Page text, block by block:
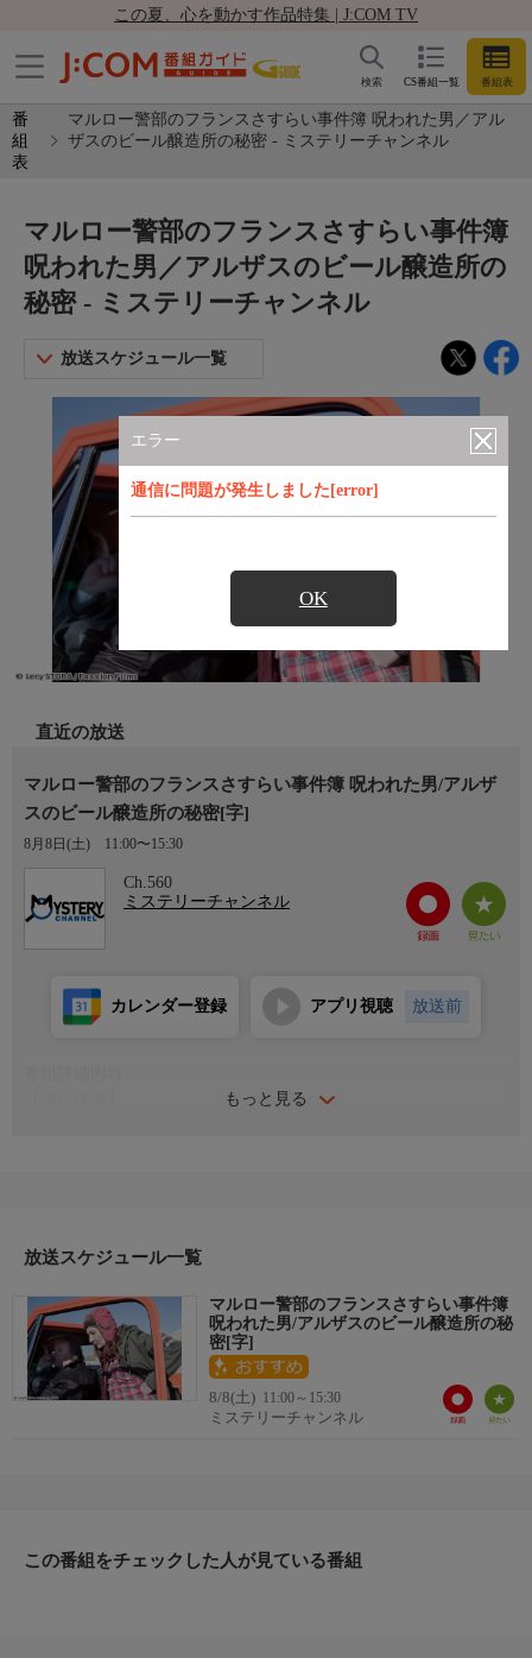
この夏、心を動かす作品特集 | J:COM TV
CS番組一覧 番組表
検索
番
組
表
マルロー警部のフランスさすらい事件簿 呪われた男／アル
ザスのビール醸造所の秘密 - ミステリーチャンネル
エラー
通信に問題が発生しました[error]
OK
マルロー警部のフランスさすらい事件簿
呪われた男／アルザスのビール醸造所の
秘密 - ミステリーチャンネル
放送スケジュール一覧
直近の放送
マルロー警部のフランスさすらい事件簿 呪われた男/アルザ
スのビール醸造所の秘密[字]
8月8日(土) 11:00〜15:30
Ch.560
ミステリーチャンネル
もっと見る
カレンダー登録 アプリ視聴 放送前
放送スケジュール一覧
マルロー警部のフランスさすらい事件簿
呪われた男/アルザスのビール醸造所の秘
密[字]
8/8(土) 11:00～15:30
ミステリーチャンネル
この番組をチェックした人が見ている番組